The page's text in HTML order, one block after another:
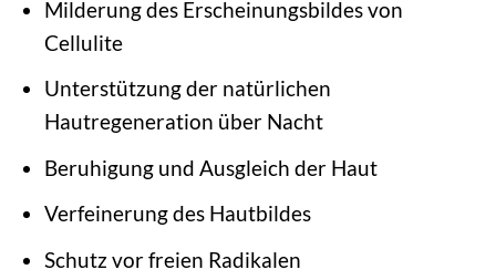
Milderung des Erscheinungsbildes von
Cellulite
Unterstützung der natürlichen
Hautregeneration über Nacht
Beruhigung und Ausgleich der Haut
Verfeinerung des Hautbildes
Schutz vor freien Radikalen